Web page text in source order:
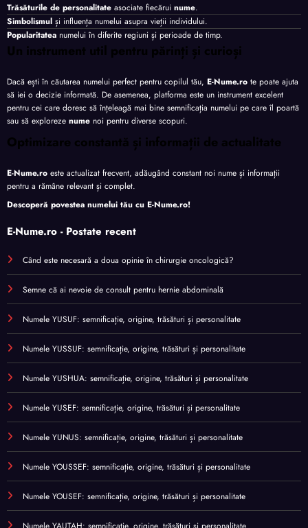
Trăsăturile de personalitate asociate fiecărui nume.
Simbolismul și influența numelui asupra vieții individului.
Popularitatea numelui în diferite regiuni și perioade de timp.
Un instrument util pentru părinți și curioși
Dacă ești în căutarea numelui perfect pentru copilul tău, E-Nume.ro te poate ajuta
să iei o decizie informată. De asemenea, platforma este un instrument excelent
pentru cei care doresc să înțeleagă mai bine semnificația numelui pe care îl poartă
sau să exploreze nume noi pentru diverse scopuri.
Optimizare constantă și informații de actualitate
E-Nume.ro este actualizat frecvent, adăugând constant noi nume și informații
pentru a rămâne relevant și complet.
Descoperă povestea numelui tău cu E-Nume.ro!
E-Nume.ro - Postate recent
Când este necesară a doua opinie în chirurgie oncologică?
Semne că ai nevoie de consult pentru hernie abdominală
Numele YUSUF: semnificație, origine, trăsături și personalitate
Numele YUSSUF: semnificație, origine, trăsături și personalitate
Numele YUSHUA: semnificație, origine, trăsături și personalitate
Numele YUSEF: semnificație, origine, trăsături și personalitate
Numele YUNUS: semnificație, origine, trăsături și personalitate
Numele YOUSSEF: semnificație, origine, trăsături și personalitate
Numele YOUSEF: semnificație, origine, trăsături și personalitate